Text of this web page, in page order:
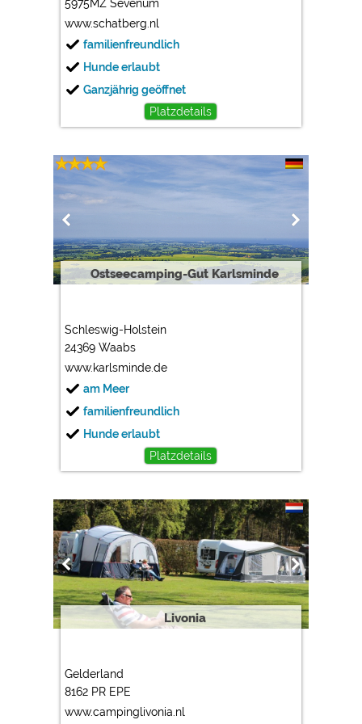
5975MZ Sevenum
www.schatberg.nl
familienfreundlich
Hunde erlaubt
Ganzjährig geöffnet
Platzdetails
Ostseecamping-Gut Karlsminde
Schleswig-Holstein
24369 Waabs
www.karlsminde.de
am Meer
familienfreundlich
Hunde erlaubt
Platzdetails
Livonia
Gelderland
8162 PR EPE
www.campinglivonia.nl